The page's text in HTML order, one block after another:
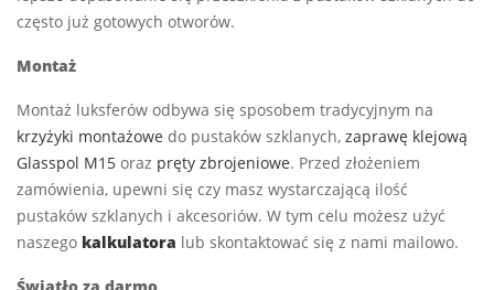
często już gotowych otworów.
Montaż
Montaż luksferów odbywa się sposobem tradycyjnym na
krzyżyki montażowe do pustaków szklanych, zaprawę klejową
Glasspol M15 oraz pręty zbrojeniowe. Przed złożeniem
zamówienia, upewni się czy masz wystarczającą ilość
pustaków szklanych i akcesoriów. W tym celu możesz użyć
naszego kalkulatora lub skontaktować się z nami mailowo.